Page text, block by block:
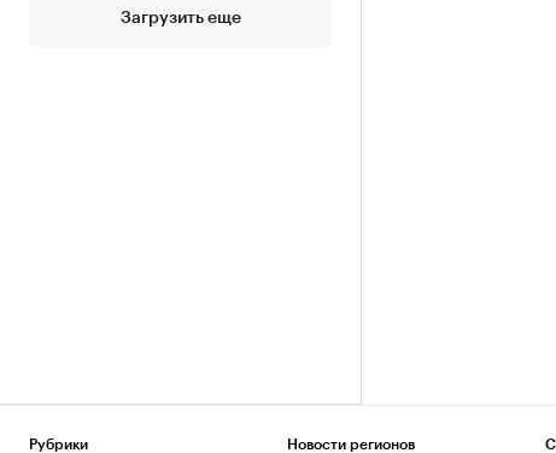
Загрузить еще
Рубрики Новости регионов